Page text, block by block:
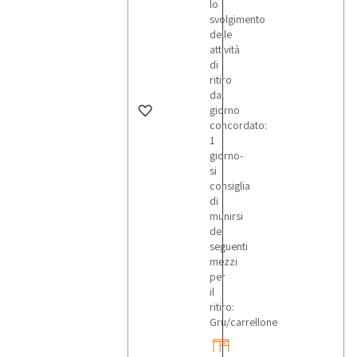
lo
svolgimento
delle
attività
di
ritiro
dal
giorno
concordato:
1
giorno-
si
consiglia
di
munirsi
dei
seguenti
mezzi
per
il
ritiro:
Gru/carrellone